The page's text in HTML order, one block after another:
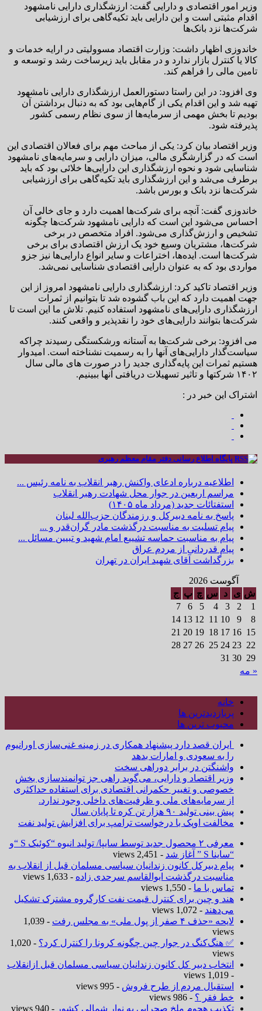
وزیر امور اقتصادی و دارایی گفت: ارزشگذاری دارایی نامشهود
اقدام مثبتی است و این دارایی باید تکیه‌گاهی برای ارزشیابی
شرکت‌ها نزد بانک‌ها
خاندوزی اظهار داشت: وزارت اقتصاد مسوولیتی در ارایه خدمات و
کالا یا کنترل بازار ندارد و در مقابل باید زیرساخت رشد و توسعه و
تامین مالی را فراهم کند.
وی افزود: در این راستا دستورالعمل ارزشگذاری دارایی نامشهود
تهیه شد و این اقدام یکی از گام‌هایی بود که به دنبال برداشتن آن
بودیم تا بخش مهمی از سرمایه‌ها از سوی نظام رسمی کشور
پذیرفته شود.
وزیر اقتصاد بیان کرد: یکی از مباحث مهم برای فعالان اقتصادی این
است که در گزارشگری مالی، میزان دارایی و سرمایه‌های نامشهود
شناسایی شود و نحوه ارزشگذاری این دارایی‌ها خلائی بود که باید
برطرف می‌شد و این ارزشگذاری باید تکیه‌گاهی برای ارزشیابی
شرکت‌ها نزد بانک و بورس باشد.
خاندوزی گفت: آنچه برای شرکت‌ها اهمیت دارد و جای خالی آن
احساس می‌شود این است که دارایی نامشهود شرکت‌ها چگونه
تشخیص و ارزش‌گذاری می‌شود. افراد متخصص در برخی
شرکت‌ها، مشتریان وسیع خود یک ارزش اقتصادی برای برخی
شرکت‌ها است. ایده‌ها، اختراعات و سایر انواع دارایی‌ها نیز جزو
مواردی بود که به عنوان دارایی اقتصادی شناسایی نمی‌شد.
وزیر اقتصاد تاکید کرد: ارزشگذاری دارایی نامشهود امروز از این
جهت اهمیت دارد که این باب گشوده شد تا بتوانیم از ثمرات
ارزشگذاری دارایی‌های نامشهود استفاده کنیم. تلاش ما این است تا
شرکت‌ها بتوانند دارایی‌های خود را نقدپذیر و واقعی کنند.
می افزود: برخی شرکت‌ها به آستانه ورشکستگی رسیدند چراکه
سیاست‌گذار دارایی‌های آنها را به رسمیت نشناخته است. امیدوار
هستیم ثمرات این پایه‌گذاری جدید را در صورت های مالی سال
۱۴۰۲ شرکتها و تاثیر تسهیلات دریافتی آنها ببینیم.
اشتراک این خبر در :
پایگاه اطلاع رسانی دفتر مقام معظم رهبری
اطلاعیه درباره ادعای واکنش رهبر انقلاب به نامه رئیس ...
مراسم اربعین در جوار محل شهادت رهبر انقلاب
استفتائات جدید (مرداد ماه ۱۴۰۵)
پاسخ به نامه دبیرکل و رزمندگان حزب‌الله لبنان
پیام تسلیت به مناسبت درگذشت مادر گران‌قدر و ...
پیام به مناسبت حماسه تشییع امام شهید و تبیین مسائل ...
پیام قدردانی از مردم عراق
بزرگداشت آقای شهید ایران در تهران
آگوست 2026
ش ی د س چ پ ج
1
2
3
4
5
6
7
8
9
10
11
12
13
14
15
16
17
18
19
20
21
22
23
24
25
26
27
28
29
30
31
« مه
خانه
پربازدیدترین ها
محبوب ترین ها
ایران قصد دارد پیشنهاد همکاری در زمینه غنی‌سازی اورانیوم
را به سعودی و امارات بدهد
واشنگتن در برابر دوراهی سخت
وزیر اقتصاد و دارایی، می‌گوید راهی جز توانمندسازی بخش
خصوصی و تغییر حکمرانی اقتصادی برای استفاده حداکثری
از سرمایه‌های ملی و ظرفیت‌های داخلی وجود ندارد.
پیش بینی تولید ۹۰ هزار تن کره تا پایان سال
مخالفت اوپک با درخواست ترامپ برای افزایش تولید نفت
معرفی ۲ محصول جدید توسط سایپا/ تولید انبوه “کوئیک S “و
“ساینا S ” آغاز شد
- 2,451 views
پیام دبیرکل کانون زندانیان سیاسی مسلمان قبل از انقلاب به
مناسبت درگذشت ابوالقاسم سرحدی زاده - 1,633 views
تماس با ما - 1,550 views
هند و چین برای کنترل قیمت نفت کارگروه مشترک تشکیل
می‌دهند - 1,072 views
لایحه «حذف ۴ صفر از پول ملی» به مجلس رفت
- 1,039
views
✅ هنگ‌کنگ در جوار چین چگونه کرونا را کنترل کرد؟
- 1,020
views
انتخاب دبیر کل کانون زندانیان سیاسی مسلمان قبل ازانقلاب
- 1,019 views
استقبال مردم از طرح فروش - 995 views
خط فقر ؟ - 986 views
تکذیب هجوم ملخ صحرایی به نوار شمالی کشور - 940 views